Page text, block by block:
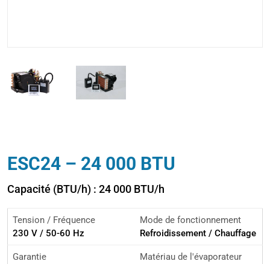
ESC24 – 24 000 BTU
Capacité (BTU/h) : 24 000 BTU/h
Tension / Fréquence
230 V / 50-60 Hz
Mode de fonctionnement
Refroidissement / Chauffage
Garantie
Matériau de l'évaporateur